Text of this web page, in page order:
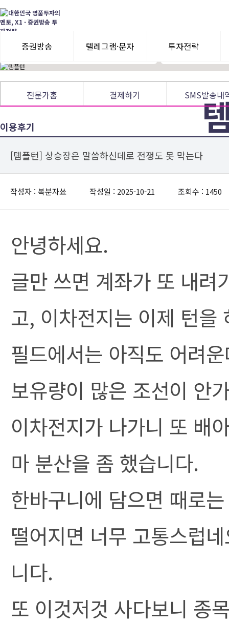
증권방송
수익률뽐내기
이용후기
텔레그램·문자
3일 무료체험
이용후기
투자전략
금융투자수료증 (2015)
가치투자+기술적추세매매로 효율성극대화!
전문가홈 결제하기 SMS발송내
이용후기
[템플턴] 상승장은 말씀하신데로 전쟁도 못 막는다
작성자 : 복분자쑈 작성일 : 2025-10-21 조회수 : 1450
안녕하세요.
글만 쓰면 계좌가 또 내려
고, 이차전지는 이제 턴을
필드에서는 아직도 어려
보유량이 많은 조선이 안
이차전지가 나가니 또 배
마 분산을 좀 했습니다.
한바구니에 담으면 때로
떨어지면 너무 고통스럽
니다.
또 이것저것 사다보니 종